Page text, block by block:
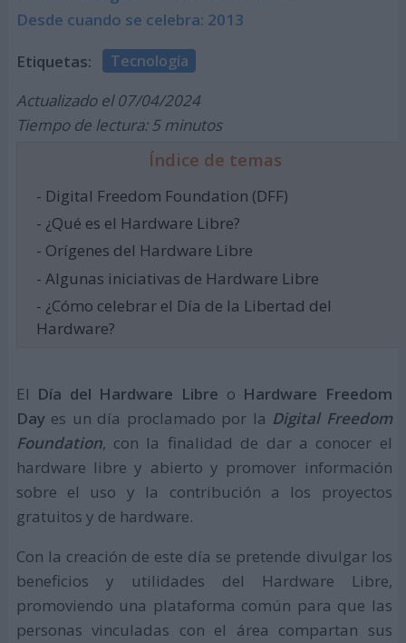
Desde cuando se celebra: 2013
Etiquetas: Tecnología
Actualizado el 07/04/2024
Tiempo de lectura: 5 minutos
Índice de temas
- Digital Freedom Foundation (DFF)
- ¿Qué es el Hardware Libre?
- Orígenes del Hardware Libre
- Algunas iniciativas de Hardware Libre
- ¿Cómo celebrar el Día de la Libertad del
Hardware?
El Día del Hardware Libre o Hardware Freedom
Dayes un día proclamado por la Digital Freedom
Foundation, con la finalidad de dar a conocer el
hardware libre y abierto y promover información
sobre el uso y la contribución a los proyectos
gratuitos y de hardware.
Con la creación de este día se pretende divulgar los
beneficios y utilidades del Hardware Libre,
promoviendo una plataforma común para que las
personas vinculadas con el área compartan sus